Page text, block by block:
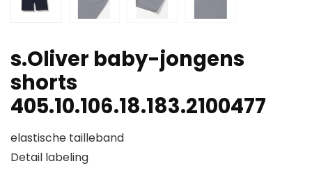
s.Oliver baby-jongens
shorts
405.10.106.18.183.2100477
elastische tailleband
Detail labeling